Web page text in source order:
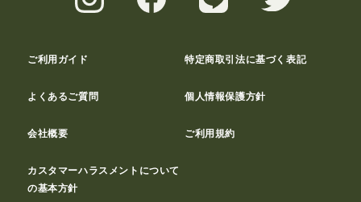
ご利用ガイド 特定商取引法に基づく表記
よくあるご質問 個人情報保護方針
会社概要 ご利用規約
カスタマーハラスメントについて
の基本方針